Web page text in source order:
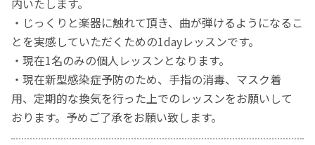
内いたします。
・じっくりと楽器に触れて頂き、曲が弾けるようになるこ
とを実感していただくための1dayレッスンです。
・現在1名のみの個人レッスンとなります。
・現在新型感染症予防のため、手指の消毒、マスク着
用、定期的な換気を行った上でのレッスンをお願いして
おります。予めご了承をお願い致します。